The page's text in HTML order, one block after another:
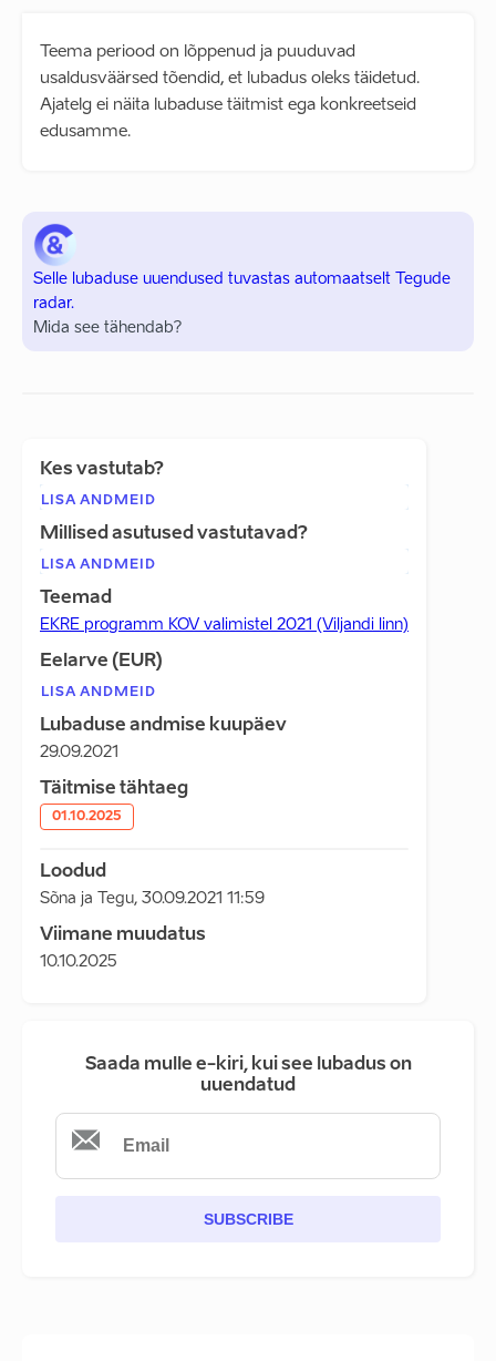
Teema periood on lõppenud ja puuduvad
usaldusväärsed tõendid, et lubadus oleks täidetud.
Ajatelg ei näita lubaduse täitmist ega konkreetseid
edusamme.
Selle lubaduse uuendused tuvastas automaatselt Tegude
radar.
Mida see tähendab?
Kes vastutab?
LISA ANDMEID
Millised asutused vastutavad?
LISA ANDMEID
Teemad
EKRE programm KOV valimistel 2021 (Viljandi linn)
Eelarve (EUR)
LISA ANDMEID
Lubaduse andmise kuupäev
29.09.2021
Täitmise tähtaeg
01.10.2025
Loodud
Sõna ja Tegu, 30.09.2021 11:59
Viimane muudatus
10.10.2025
Saada mulle e-kiri, kui see lubadus on
uuendatud
SUBSCRIBE